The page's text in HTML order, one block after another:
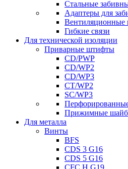
Стальные
Адаптеры для
Вентиляционные
Гибкие связи
Для технической изоляции
Приварные штифты
CD/PWP
CD/WP2
CD/WP3
CT/WP2
SC/WP3
Прижимные
Для металла
Винты
BFS
CDS 3 G16
CDS 5 G16